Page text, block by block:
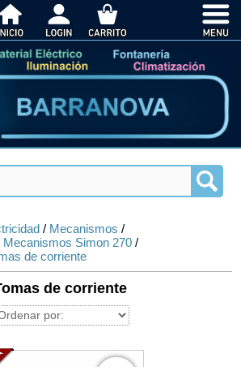
/ Mecanismos /
Mecanismos Simon 270 /
de corriente
de corriente